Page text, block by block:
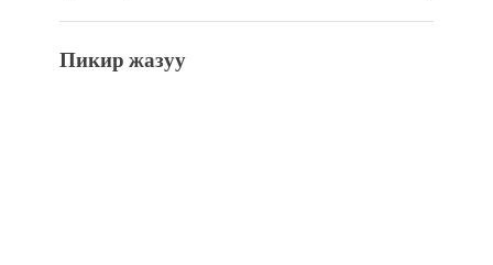
Пикир жазуу